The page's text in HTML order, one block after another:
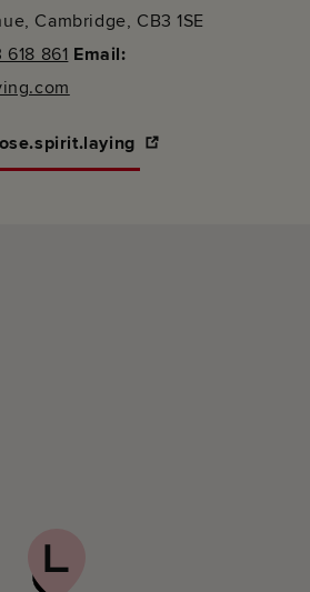
Cambridge, CB3 1SE
618 861 Email: